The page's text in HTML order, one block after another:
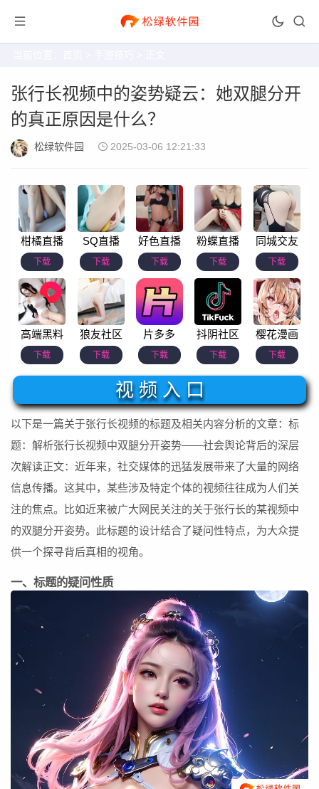
张行长视频中的姿势疑云：她双腿分开
的真正原因是什么？
松绿软件园 2025-03-06 12:21:33
柑橘直播
下载
SQ直播
下载
好色直播
下载
粉蝶直播
下载
同城交友
下载
高端黑料
下载
狼友社区
下载
片多多
下载
抖阴社区
下载
樱花漫画
下载
视 频 入 口
以下是一篇关于张行长视频的标题及相关内容分析的文章：标
题：解析张行长视频中双腿分开姿势——社会舆论背后的深层
次解读正文：近年来，社交媒体的迅猛发展带来了大量的网络
信息传播。这其中，某些涉及特定个体的视频往往成为人们关
注的焦点。比如近来被广大网民关注的关于张行长的某视频中
的双腿分开姿势。此标题的设计结合了疑问性特点，为大众提
供一个探寻背后真相的视角。
一、标题的疑问性质